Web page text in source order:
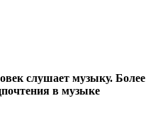
слушает музыку. Более
в музыке